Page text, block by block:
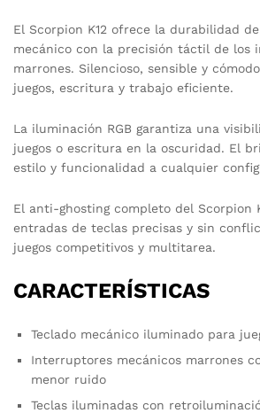
El Scorpion K12 ofrece la durabilidad
mecánico con la precisión táctil de los
marrones. Silencioso, sensible y
juegos, escritura y trabajo eficiente.
La iluminación RGB garantiza una
juegos o escritura en la oscuridad. El
estilo y funcionalidad a cualquier
El anti-ghosting completo del Scorpion
entradas de teclas precisas y sin
juegos competitivos y multitarea.
CARACTERÍSTICAS
Teclado mecánico iluminado para
Interruptores mecánicos marrones
menor ruido
Teclas iluminadas con